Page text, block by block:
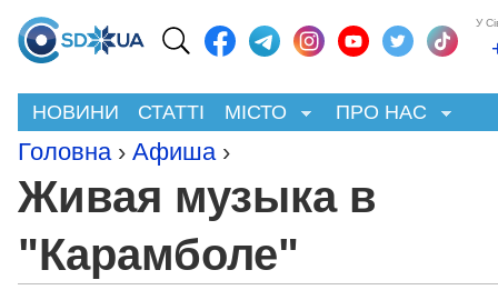
У
НОВИНИ СТАТТІ МІСТО ПРО НАС
Головна › Афиша ›
Живая музыка в
"Карамболе"